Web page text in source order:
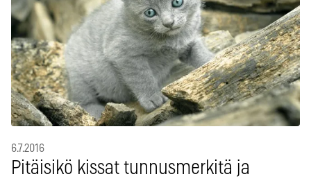
6.7.2016
Pitäisikö kissat tunnusmerkitä ja